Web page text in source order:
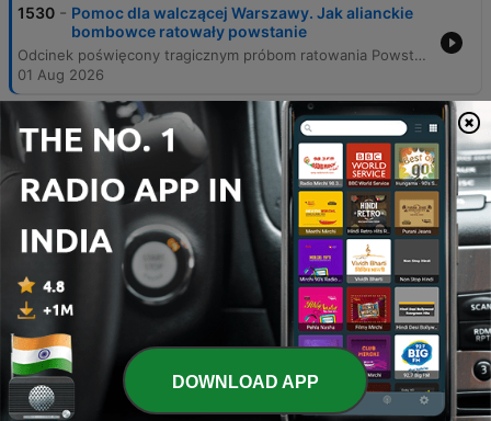
1530 - Pomoc dla walczącej Warszawy. Jak alianckie
bombowce ratowały powstanie
Odcinek poświęcony tragicznym próbom ratowania Powstania Warszawskiego poprzez zrzuty lotnicze. Narracja skupia się na dyplomatycznej i militarnej grze między aliantami a Związkiem Radzieckim, ukazując postawę Józefa Stalina, który celowo blokował pomoc dla walczącej stolicy. Przedstawiono historię misji bombowców Liberator oraz operacji amerykańskiej Frantic 7, które mimo ogromnego ryzyka i strat w ludziach, stanowiły jedyną szansę na dostarczenie broni i leków do miasta. Analiza obejmuje również perspektywę dowództwa RAF-u, który obawiał się zbyt wysokich kosztów ludzkich, oraz dramatyczne wspomnienia pilotów przelatujących nad płonącą Warszawą. Całość dokumentuje tragiczny bilans powstania, śmierć tysięcy cywilów i żołnierzy AK oraz polityczne konsekwencje, które doprowadziły do przejęcia władzy w Polsce przez komunistów.
01 Aug 2026
Cudowne ocalenie czy wielka mistyfikacja?
Zamach na Hitlera w Monachium
Odcinek Misji Specjalnej analizuje zamach na Adolfa Hitlera, do którego doszło 8 listopada 1939 roku w monachijskiej piwiarni Bürgerbräukeller. Narracja skupia się na postaci Georga Elzera, stolarza, który przygotował ładunek wybuchowy umieszczony w filarze budynku, oraz na okolicznościach, w których Führer uniknął śmierci dzięki zmianie planów podróży spowodowanej mgłą. Program przygląda się śledztwu prowadzonym przez Gestapo, brutalnym przesłuchaniom Elzera oraz teoriom spiskowym sugerującym, że nazistowska propaganda mogła wykorzystać zamach do uzasadnienia dalszej agresji wojennej. Analizie poddano również losy sprawcy, który po okresie uwięzienia w obozie koncentracyjnym został zamordowany przez SS w 1945 roku.
29 Jul 2026
Pod lodami Grenlandii leży bomba
termojądrowa? Katastrofa w Thule
Odcinek opisuje historię operacji Chrome Dome oraz katastrof bombowców B-52, ze szczególnym uwzględnieniem incydentu pod bazą Thule na Grenlandii w 1968 roku. Program analizuje przyczyny wypadku spowodowanego pożarem oraz konsekwencje radioaktywnego skażenia i zakończenia misji.
26 Jul 2026
-
Jak "żywe trupy" zatrzymały armię
Hindenburga. Atak umarłych
Odcinek opisuje dramatyczne wydarzenia z 6 sierpnia 1915 roku, znane jako Atak Umarłych, podczas których obrońcy twierdzy Osowiec odparli niemiecką ofensywę. Niemcy, chcąc zdobyć twierdzę bez walki, użyli nowej broni chemicznej – mieszanki chloru i bromu, która spowodowała ogromne straty wśród rosyjskiego garnizonu. Mimo tragicznych obrażeń i braku masek przeciwgazowych, ocalali żołnierze pod dowództwem podporucznika Władimira Kotlińskiego i Władysława Strzemińskiego przeprowadzili desperacki kontratak. Widok rannych, krwawiących obrońców wywołał panikę w niemieckich szeregach, zmuszając ich do ucieczki, choć ostatecznie twierdza została opuszczona ze względu na ogólną sytuację na froncie.
19 Jul 2026
DOWNLOAD APP